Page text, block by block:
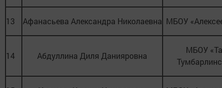
13 Афанасьева Александра Николаевна МБОУ
14 Абдуллина Диля Данияровна
МБОУ